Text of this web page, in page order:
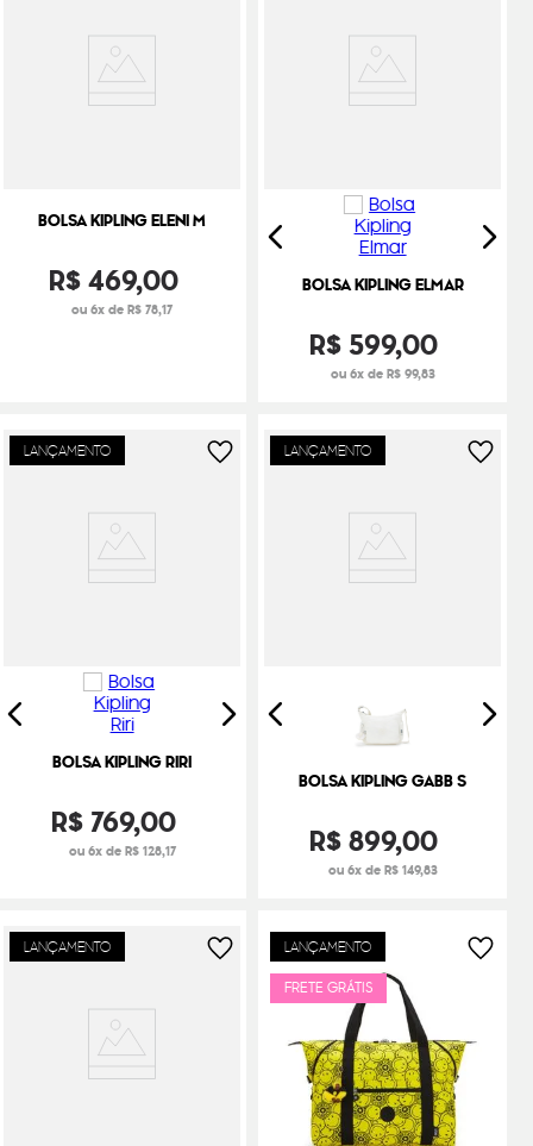
BOLSA KIPLING ELENI M
R$469,00
ou 6x de R$ 78,17
BOLSA KIPLING ELMAR
R$599,00
ou 6x de R$ 99,83
LANÇAMENTO
BOLSA KIPLING RIRI
R$ 769,00
ou 6x de R$ 128,17
LANÇAMENTO
BOLSA KIPLING GABB S
R$899,00
ou 6x de R$ 149,83
LANÇAMENTO LANÇAMENTO
FRETE GRÁTIS